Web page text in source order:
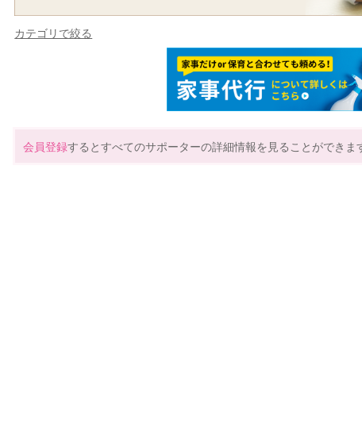
カテゴリで絞る
会員登録するとすべてのサポーターの詳細情報を見ることができま